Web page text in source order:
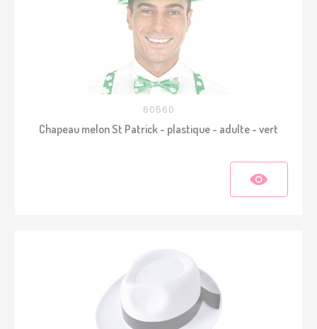
60560
Chapeau melon St Patrick - plastique - adulte - vert